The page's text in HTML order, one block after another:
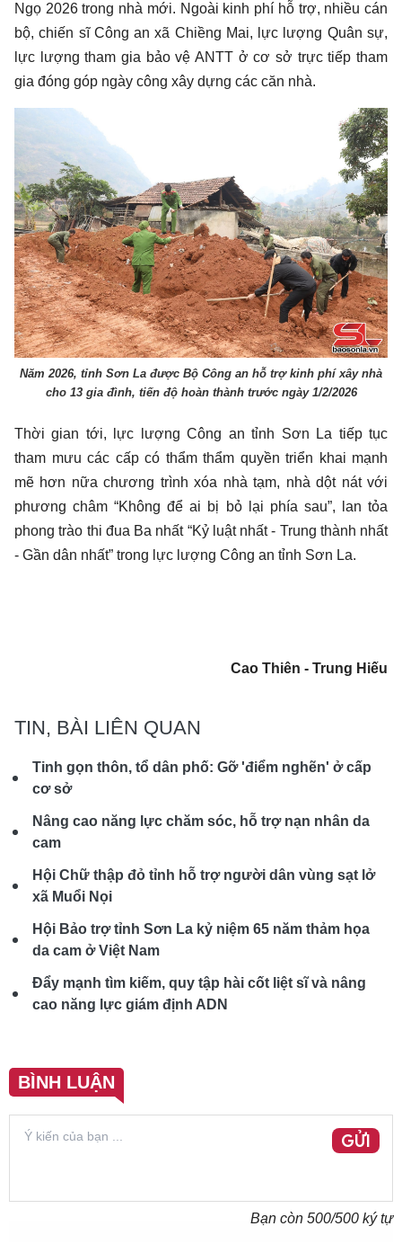
Ngọ 2026 trong nhà mới. Ngoài kinh phí hỗ trợ, nhiều cán
bộ, chiến sĩ Công an xã Chiềng Mai, lực lượng Quân sự,
lực lượng tham gia bảo vệ ANTT ở cơ sở trực tiếp tham
gia đóng góp ngày công xây dựng các căn nhà.
Năm 2026, tỉnh Sơn La được Bộ Công an hỗ trợ kinh phí xây nhà
cho 13 gia đình, tiến độ hoàn thành trước ngày 1/2/2026
Thời gian tới, lực lượng Công an tỉnh Sơn La tiếp tục
tham mưu các cấp có thẩm thẩm quyền triển khai mạnh
mẽ hơn nữa chương trình xóa nhà tạm, nhà dột nát với
phương châm “Không để ai bị bỏ lại phía sau”, lan tỏa
phong trào thi đua Ba nhất “Kỷ luật nhất - Trung thành nhất
- Gần dân nhất” trong lực lượng Công an tỉnh Sơn La.
Cao Thiên - Trung Hiếu
TIN, BÀI LIÊN QUAN
Tinh gọn thôn, tổ dân phố: Gỡ 'điểm nghẽn' ở cấp
cơ sở
Nâng cao năng lực chăm sóc, hỗ trợ nạn nhân da
cam
Hội Chữ thập đỏ tỉnh hỗ trợ người dân vùng sạt lở
xã Muổi Nọi
Hội Bảo trợ tỉnh Sơn La kỷ niệm 65 năm thảm họa
da cam ở Việt Nam
Đẩy mạnh tìm kiếm, quy tập hài cốt liệt sĩ và nâng
cao năng lực giám định ADN
BÌNH LUẬN
GỬI
Bạn còn 500/500 ký tự